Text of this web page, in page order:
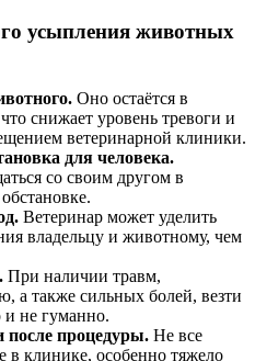
усыпления животных
Оно остаётся в
снижает уровень тревоги и
ветеринарной клиники.
для человека.
со своим другом в
Ветеринар может уделить
владельцу и животному, чем
При наличии травм,
а также сильных болей, везти
и не гуманно.
после процедуры. Не все
в клинике, особенно тяжело